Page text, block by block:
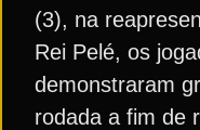
(3), na
Rei Pelé, os
demonstraram
rodada a fim de